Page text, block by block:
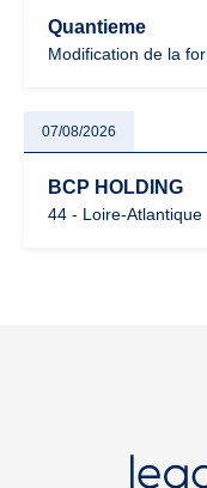
Quantieme
Modification de la
07/08/2026
BCP HOLDING
44 - Loire-Atlantique